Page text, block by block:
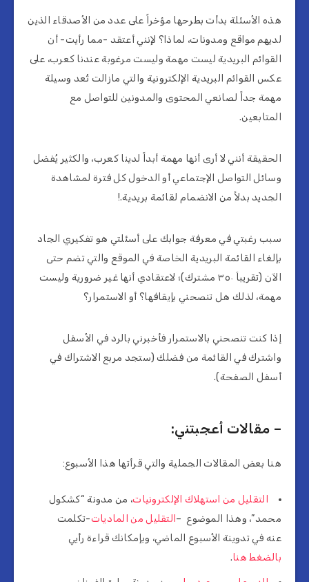
هذه الأسئلة بدأت بطرحها مؤخراً على عدد من الأصدقاء الذين
لديهم مواقع ومدونات، لماذا؟ لإنني أعتقد -مما رأيت- أن
القوائم البريدية ليست مهمة وليست مرغوبة عندنا كعرب، على
عكس القوائم البريدية الإلكترونية والتي مازالت تُعد وسيلة
مهمة جداً لصانعي المحتوى والمدونين للتواصل مع
المتابعين.
الحقيقة أنني لا أرى أنها مهمة أبداً لدينا كعرب، والكثير يُفضل
وسائل التواصل الإجتماعي أو الدخول كل فترة لمشاهدة
الجديد بدلاً من الانضمام لقائمة بريدية.!
سبب رغبتي في معرفة جوابك على أسئلتي هو تفكيري الجاد
بإلغاء القائمة البريدية الخاصة في الموقع والتي تضم حتى
الآن (تقريباَ ٣٥٠ مشترك)؛ لاعتقادي أنها غير ضرورية وليست
مهمة، لذلك هل تنصحني بإيقافها؟ أو الاستمرار؟
إذا كنت تنصحني بالاستمرار فأخبرني بالرد في الأسفل
واشترك في القائمة من فضلك (ستجد مربع الاشتراك في
أسفل الصفحة).
– مقالات أعجبتني:
هنا بعض المقالات الجملية والتي قرأتها هذا الأسبوع:
التقليل من استهلاك الإلكترونيات، من مدونة “كشكول
محمد”، وهذا الموضوع – التقليل من الماديات-تكلمت
عنه في تدوينة الأسبوع الماضي، وبإمكانك قراءة رأيي
بالضغط هنا.